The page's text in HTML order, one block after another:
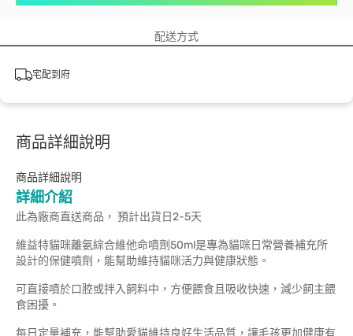
配送方式
宅配到府
商品詳細說明
商品詳細說明
詳細介紹
此為廠商直送商品， 預計出貨日2-5天
維益特貓咪離氨綜合維他命噴劑50ml是專為貓咪日常營養補充所
設計的保健噴劑，能幫助維持貓咪活力與健康狀態。
可直接噴於口腔或拌入飼料中，方便餵食且吸收快速，減少飼主餵
食困擾。
每日定量補充，能幫助愛貓維持良好生活品質，讓毛孩更加健康有